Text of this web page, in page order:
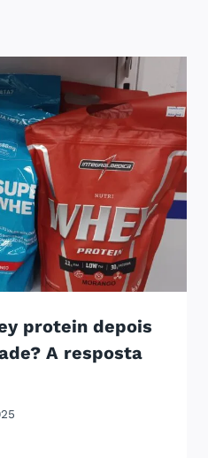
protein depois
A resposta